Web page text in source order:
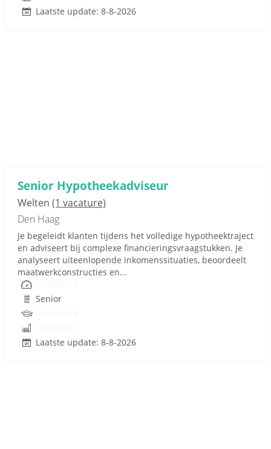
Laatste update: 8-8-2026
Senior Hypotheekadviseur
Welten (1 vacature)
Den Haag
Je begeleidt klanten tijdens het volledige hypotheektraject
en adviseert bij complexe financieringsvraagstukken. Je
analyseert uiteenlopende inkomenssituaties, beoordeelt
maatwerkconstructies en...
Senior
Laatste update: 8-8-2026